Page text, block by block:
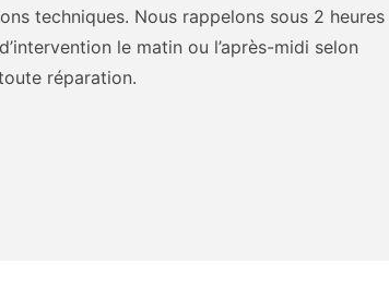
techniques. Nous rappelons sous 2 heures
le matin ou l’après-midi selon
réparation.